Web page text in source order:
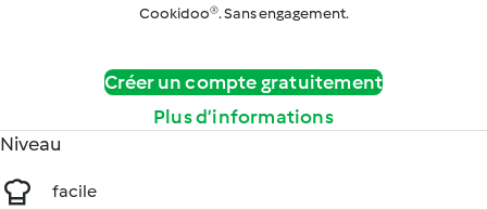
Cookidoo®. Sans engagement.
Créer un compte gratuitement
Plus d’informations
Niveau
facile